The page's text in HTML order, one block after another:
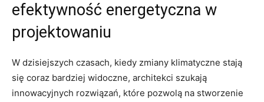
efektywność energetyczna w
projektowaniu
W‌ dzisiejszych⁣ czasach, kiedy zmiany ‍klimatyczne stają⁣
się coraz bardziej widoczne, architekci szukają
innowacyjnych rozwiązań, które pozwolą⁤ na stworzenie